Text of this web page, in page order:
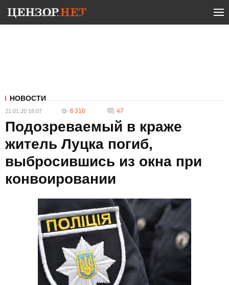
НОВОСТИ
21.01.20 18:07 6 310 47
Подозреваемый в краже
житель Луцка погиб,
выбросившись из окна при
конвоировании